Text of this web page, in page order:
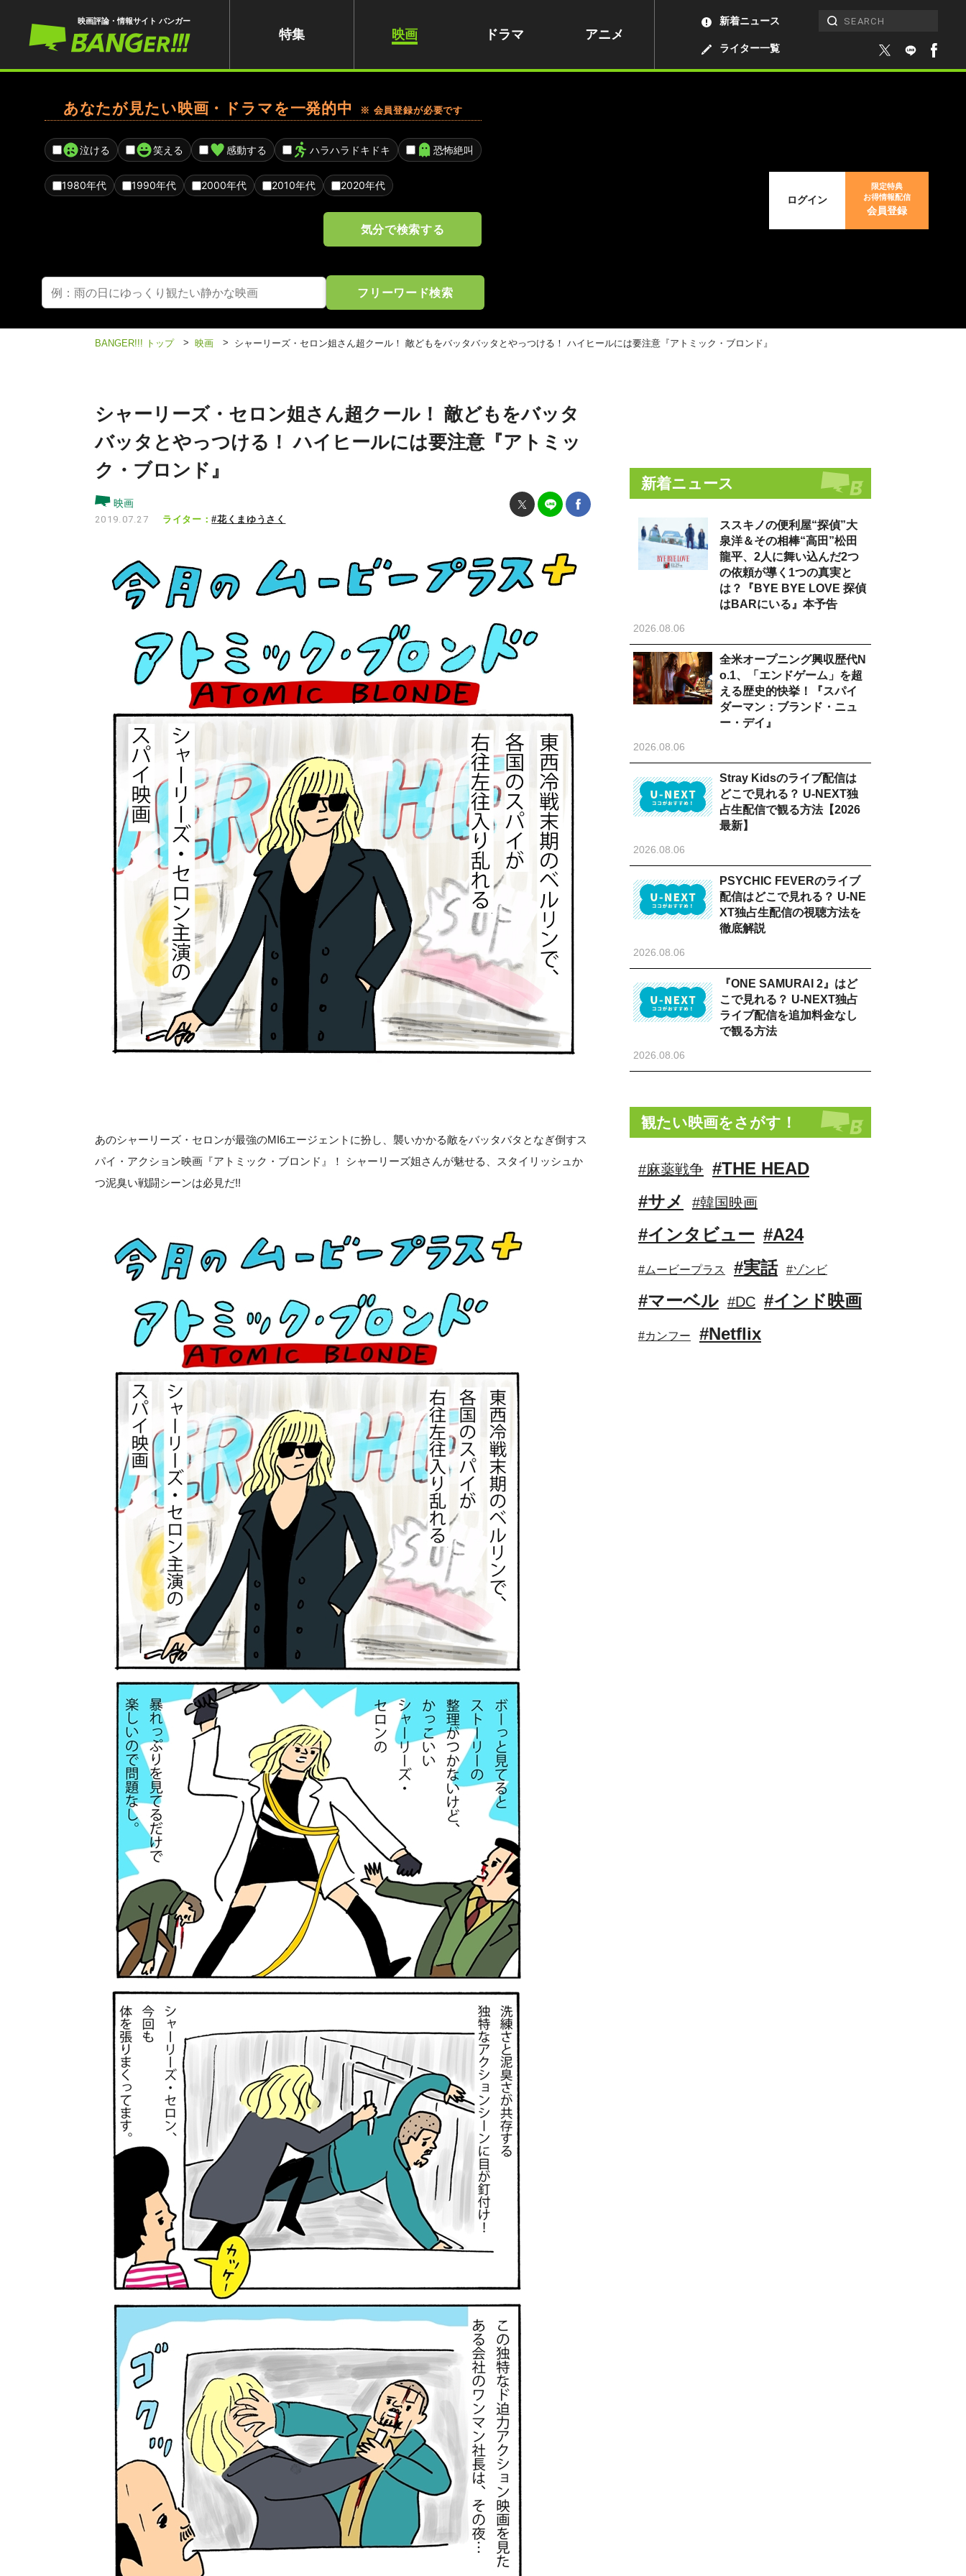
映画評論・情報サイト バンガー
特集 映画 ドラマ アニメ
ライター一覧
新着ニュース
あなたが見たい映画・ドラマを一発的中 ※ 会員登録が必要です
泣ける 笑える 感動する ハラハラドキドキ 恐怖絶叫
1980年代 1990年代 2000年代 2010年代 2020年代
気分で検索する
フリーワード検索
ログイン
限定特典
お得情報配信
会員登録
BANGER!!! トップ > 映画 > シャーリーズ・セロン姐さん超クール！ 敵どもをバッタバッタとやっつける！ ハイヒールには要注意『アトミック・ブロンド』
シャーリーズ・セロン姐さん超クール！ 敵どもをバッタ
バッタとやっつける！ ハイヒールには要注意『アトミッ
ク・ブロンド』
映画
2019.07.27 ライター：#花くまゆうさく
あのシャーリーズ・セロンが最強のMI6エージェントに扮し、襲いかかる敵をバッタバタとなぎ倒すス
パイ・アクション映画『アトミック・ブロンド』！ シャーリーズ姐さんが魅せる、スタイリッシュか
つ泥臭い戦闘シーンは必見だ!!
新着ニュース
ススキノの便利屋“探偵”大
泉洋＆その相棒“高田”松田
龍平、2人に舞い込んだ2つ
の依頼が導く1つの真実と
は？『BYE BYE LOVE 探偵
はBARにいる』本予告
2026.08.06
全米オープニング興収歴代N
o.1、「エンドゲーム」を超
える歴史的快挙！『スパイ
ダーマン：ブランド・ニュ
ー・デイ』
2026.08.06
Stray Kidsのライブ配信は
どこで見れる？ U-NEXT独
占生配信で観る方法【2026
最新】
2026.08.06
PSYCHIC FEVERのライブ
配信はどこで見れる？ U-NE
XT独占生配信の視聴方法を
徹底解説
2026.08.06
『ONE SAMURAI 2』はど
こで見れる？ U-NEXT独占
ライブ配信を追加料金なし
で観る方法
2026.08.06
観たい映画をさがす！
#麻薬戦争 #THE HEAD
#サメ
#韓国映画
#インタビュー #A24
#ムービープラス #実話 #ゾンビ
#マーベル #DC #インド映画
#カンフー #Netflix